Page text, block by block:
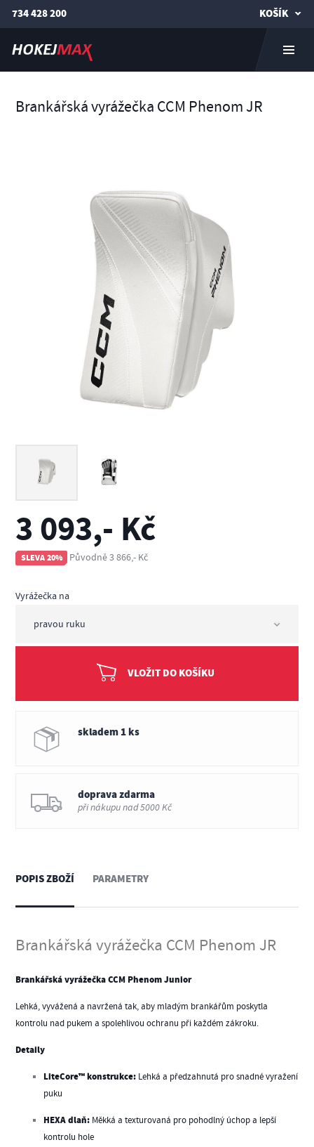
734 428 200 KOŠÍK
Brankářská vyrážečka CCM Phenom JR
3 093,- Kč
SLEVA 20% Původně 3 866,- Kč
Vyrážečka na
VLOŽIT DO KOŠÍKU
skladem 1 ks
doprava zdarma
při nákupu nad 5000 Kč
POPIS ZBOŽÍ
Brankářská vyrážečka CCM Phenom JR
Brankářská vyrážečka CCM Phenom Junior
Lehká, vyvážená a navržená tak, aby mladým brankářům poskytla
kontrolu nad pukem a spolehlivou ochranu při každém zákroku.
Detaily
LiteCore™ konstrukce: Lehká a předzahnutá pro snadné vyražení
puku
HEXA dlaň: Měkká a texturovaná pro pohodlný úchop a lepší
kontrolu hole
PARAMETRY